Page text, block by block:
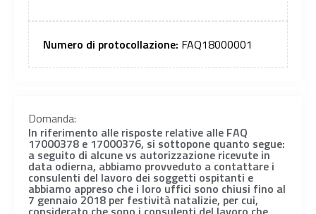
Numero di protocollazione: FAQ18000001
Domanda:
In riferimento alle risposte relative alle FAQ
17000378 e 17000376, si sottopone quanto segue:
a seguito di alcune vs autorizzazione ricevute in
data odierna, abbiamo provveduto a contattare i
consulenti del lavoro dei soggetti ospitanti e
abbiamo appreso che i loro uffici sono chiusi fino al
7 gennaio 2018 per festività natalizie, per cui,